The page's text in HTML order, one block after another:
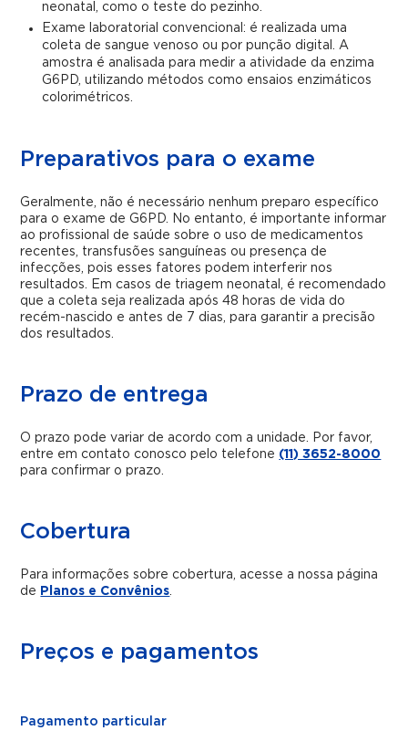
neonatal, como o teste do pezinho.
Exame laboratorial convencional: é realizada uma
coleta de sangue venoso ou por punção digital. A
amostra é analisada para medir a atividade da enzima
G6PD, utilizando métodos como ensaios enzimáticos
colorimétricos.
Preparativos para o exame
Geralmente, não é necessário nenhum preparo específico
para o exame de G6PD. No entanto, é importante informar
ao profissional de saúde sobre o uso de medicamentos
recentes, transfusões sanguíneas ou presença de
infecções, pois esses fatores podem interferir nos
resultados. Em casos de triagem neonatal, é recomendado
que a coleta seja realizada após 48 horas de vida do
recém-nascido e antes de 7 dias, para garantir a precisão
dos resultados.
Prazo de entrega
O prazo pode variar de acordo com a unidade. Por favor,
entre em contato conosco pelo telefone (11) 3652-8000
para confirmar o prazo.
Cobertura
Para informações sobre cobertura, acesse a nossa página
de Planos e Convênios.
Preços e pagamentos
Pagamento particular